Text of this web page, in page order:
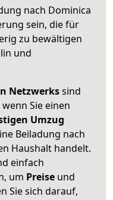
nach Dominica
sein, die für
zu bewältigen
und
Netzwerkssind
Sie einen
Umzug
Beiladung nach
Haushalt handelt.
einfach
um Preise und
Sie sich darauf,